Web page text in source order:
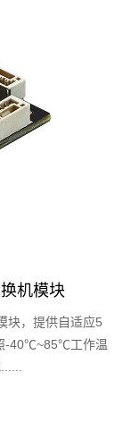
机模块
块，提供⾃适应5
-40℃~85℃⼯作温